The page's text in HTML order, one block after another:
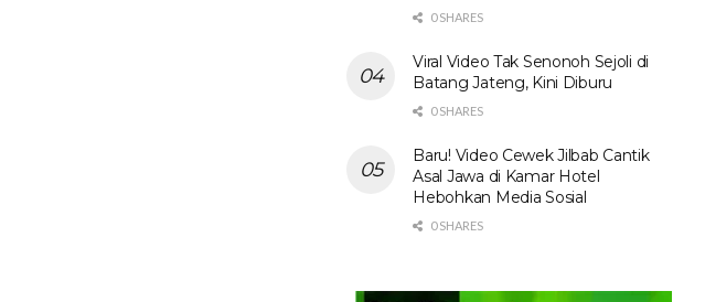
0 SHARES
Viral Video Tak Senonoh Sejoli di
Batang Jateng, Kini Diburu
0 SHARES
Baru! Video Cewek Jilbab Cantik
Asal Jawa di Kamar Hotel
Hebohkan Media Sosial
0 SHARES